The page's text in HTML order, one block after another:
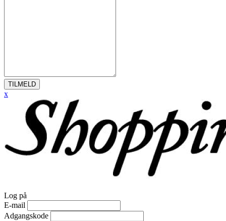
TILMELD
x
Log på
E-mail
Adgangskode